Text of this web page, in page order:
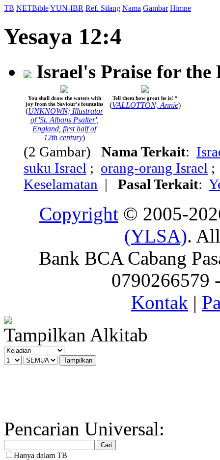
TB NETBibleYUN-IBR Ref. Silang Nama Gambar Himne
Yesaya 12:4
Israel's Praise for
You shall draw the waters with
joy from the Saviour’s fountains
(UNKNOWN; Illustrator
of 'St. Albans Psalter',
England, first half of
12th century)
Tell them how great he is! *
(VALLOTTON, Annie)
(2 Gambar) Nama Terkait:
suku Israel ; orang-orang Israel
Keselamatan | Pasal Terkait:
Copyright © 2005-
(YLSA).
Bank BCA Cabang
0790266579
Kontak |
Tampilkan Alkitab
Pencarian Universal:
Hanya dalam TB